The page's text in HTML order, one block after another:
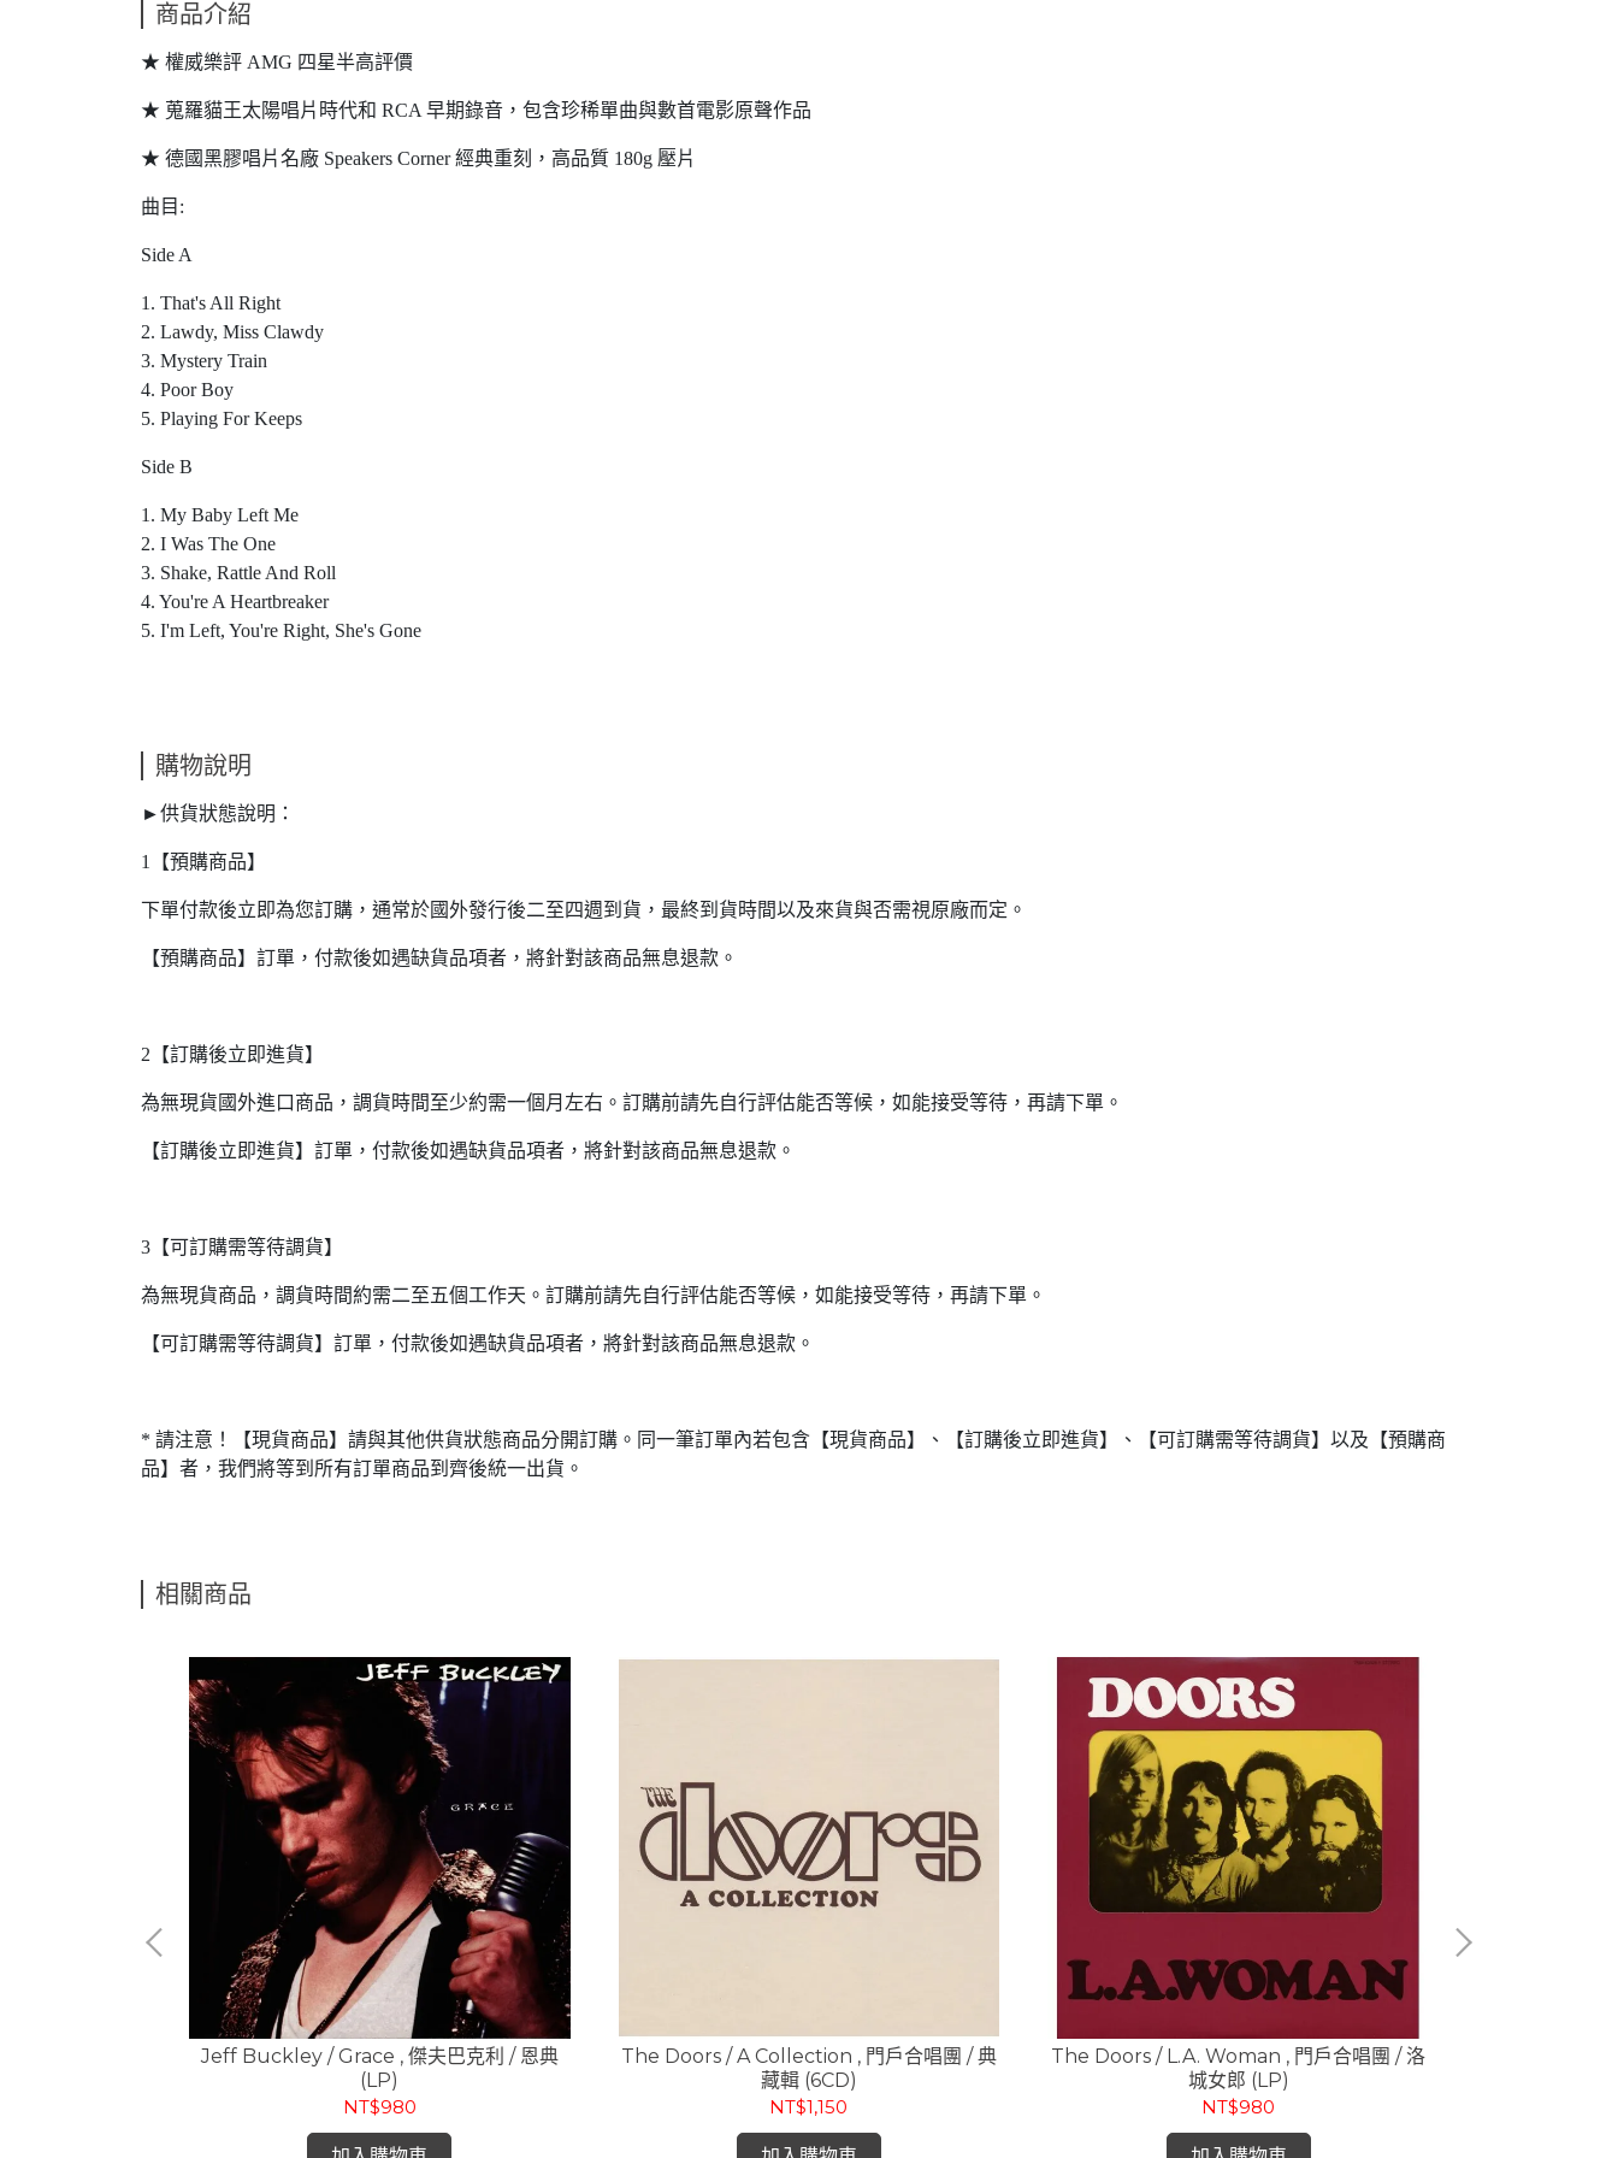
商品介紹
★ 權威樂評 AMG 四星半高評價
★ 蒐羅貓王太陽唱片時代和 RCA 早期錄音，包含珍稀單曲與數首電影原聲作品
★ 德國黑膠唱片名廠 Speakers Corner 經典重刻，高品質 180g 壓片
曲目:
Side A
1. That's All Right
2. Lawdy, Miss Clawdy
3. Mystery Train
4. Poor Boy
5. Playing For Keeps
Side B
1. My Baby Left Me
2. I Was The One
3. Shake, Rattle And Roll
4. You're A Heartbreaker
5. I'm Left, You're Right, She's Gone
購物說明
►供貨狀態說明：
1【預購商品】
下單付款後立即為您訂購，通常於國外發行後二至四週到貨，最終到貨時間以及來貨與否需視原廠而定。
【預購商品】訂單，付款後如遇缺貨品項者，將針對該商品無息退款。
2【訂購後立即進貨】
為無現貨國外進口商品，調貨時間至少約需一個月左右。訂購前請先自行評估能否等候，如能接受等待，再請下單。
【訂購後立即進貨】訂單，付款後如遇缺貨品項者，將針對該商品無息退款。
3【可訂購需等待調貨】
為無現貨商品，調貨時間約需二至五個工作天。訂購前請先自行評估能否等候，如能接受等待，再請下單。
【可訂購需等待調貨】訂單，付款後如遇缺貨品項者，將針對該商品無息退款。
* 請注意！【現貨商品】請與其他供貨狀態商品分開訂購。同一筆訂單內若包含【現貨商品】、【訂購後立即進貨】、【可訂購需等待調貨】以及【預購商
品】者，我們將等到所有訂單商品到齊後統一出貨。
相關商品
Jeff Buckley / Grace , 傑夫巴克利 / 恩典
(LP)
NT$980
The Doors / A Collection , 門戶合唱團 / 典
藏輯 (6CD)
NT$1,150
The Doors / L.A. Woman , 門戶合唱團 / 洛
城女郎 (LP)
NT$980